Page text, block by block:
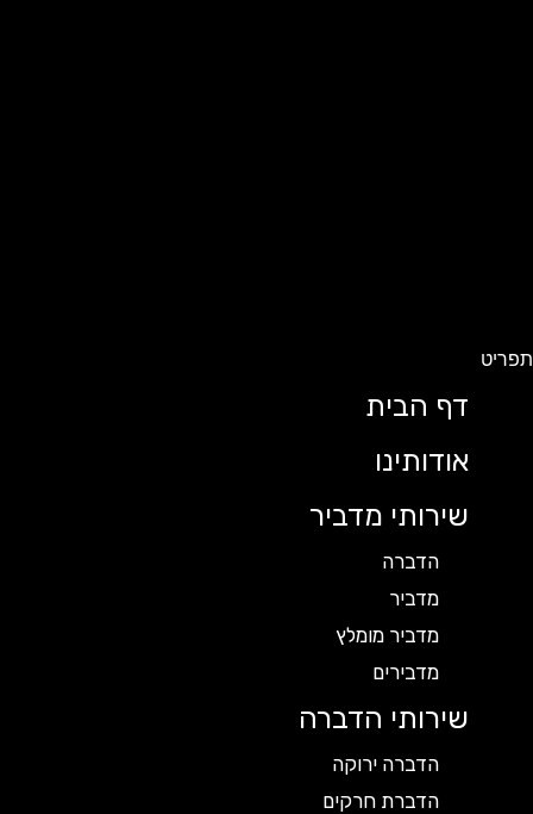
תפריט
דף הבית
אודותינו
שירותי מדביר
הדברה
מדביר
מדביר מומלץ
מדבירים
שירותי הדברה
הדברה ירוקה
הדברת חרקים